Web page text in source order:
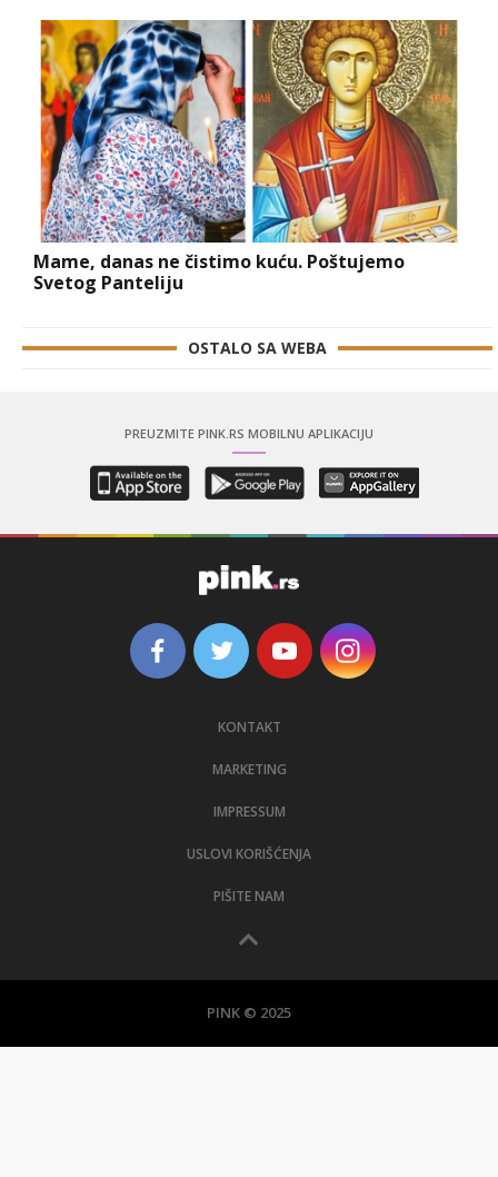
Mame, danas ne čistimo kuću. Poštujemo
Svetog Panteliju
OSTALO SA WEBA
PREUZMITE PINK.RS MOBILNU APLIKACIJU
KONTAKT
MARKETING
IMPRESSUM
USLOVI KORIŠĆENJA
PIŠITE NAM
PINK © 2025